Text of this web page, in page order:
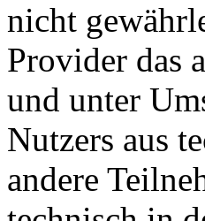
nicht
Provider das
und unter
Nutzers aus
andere